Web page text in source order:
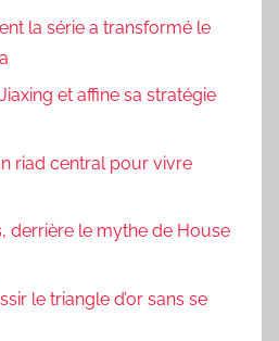
la série a transformé le
et affine sa stratégie
riad central pour vivre
derrière le mythe de House
le triangle d’or sans se